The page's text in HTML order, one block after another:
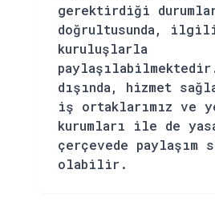
gerektirdiği
doğrultusunda, ilgili
kuruluşlarla
paylaşılabilmektedir.
dışında, hizmet
iş ortaklarımız ve
kurumları ile de
çerçevede paylaşım
olabilir.